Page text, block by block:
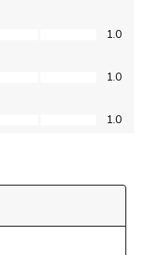
1.0
1.0
1.0